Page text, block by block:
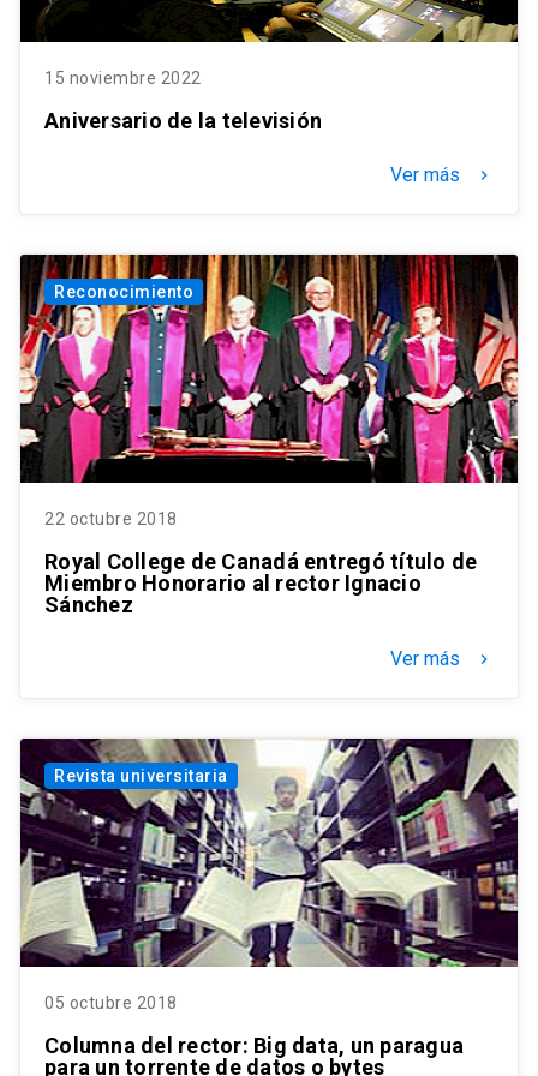
15 noviembre 2022
Aniversario de la televisión
Ver más keyboard_arrow_right
Reconocimiento
22 octubre 2018
Royal College de Canadá entregó título de
Miembro Honorario al rector Ignacio
Sánchez
Ver más keyboard_arrow_right
Revista universitaria
05 octubre 2018
Columna del rector: Big data, un paragua
para un torrente de datos o bytes